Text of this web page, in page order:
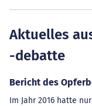
Aktuelles
-debatte
Bericht des
Im Jahr 2016 hatte